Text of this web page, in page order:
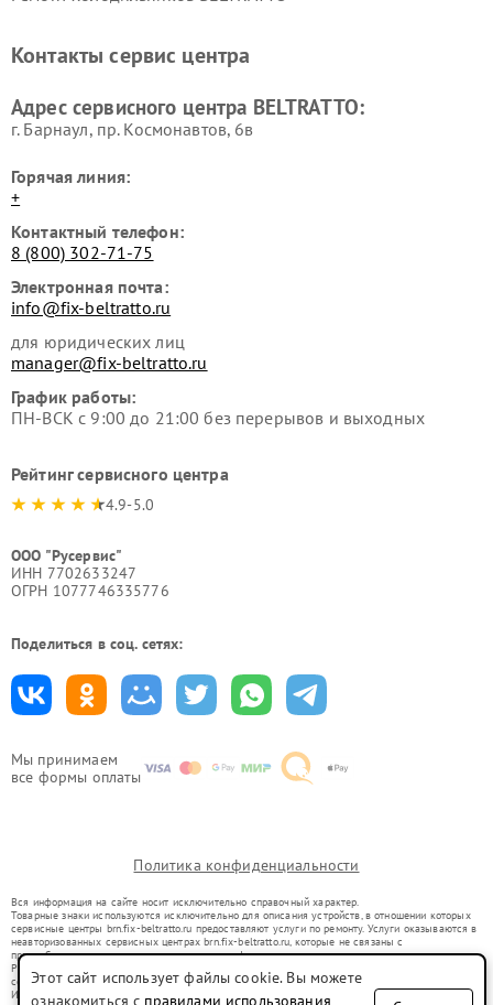
Мы принимаем
все формы оплаты
Контакты сервис центра
Адрес сервисного центра BELTRATTO:
г. Барнаул, ​пр. Космонавтов, 6в
Горячая линия:
+
Контактный телефон:
8 (800) 302-71-75
Электронная почта:
info@fix-beltratto.ru
для юридических лиц
manager@fix-beltratto.ru
График работы:
ПН-ВСК с 9:00 до 21:00 без перерывов и выходных
Рейтинг сервисного центра
4.9-5.0
ООО "Русервис"
ИНН 7702633247
ОГРН 1077746335776
Поделиться в соц. сетях:
Политика конфиденциальности
Вся информация на сайте носит исключительно справочный характер.
Товарные знаки используются исключительно для описания устройств, в отношении которых
сервисные центры brn.fix-beltratto.ru предоставляют услуги по ремонту. Услуги оказываются в
неавторизованных сервисных центрах brn.fix-beltratto.ru, которые не связаны с
правообладателями товарных знаков или их официальными представителями.
Ремонт осуществляется для устройств, уже введенных в гражданский оборот в соответствии
со статьей 1487 ГК РФ.
Использование товарных знаков не преследует цели индивидуализации услуг или введения
Этот сайт использует файлы cookie. Вы можете
ознакомиться с правилами использования